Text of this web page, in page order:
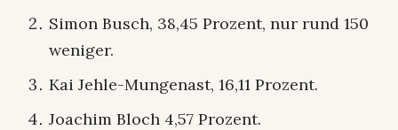
Simon Busch, 38,45 Prozent, nur rund 150
weniger.
Kai Jehle-Mungenast, 16,11 Prozent.
Joachim Bloch 4,57 Prozent.